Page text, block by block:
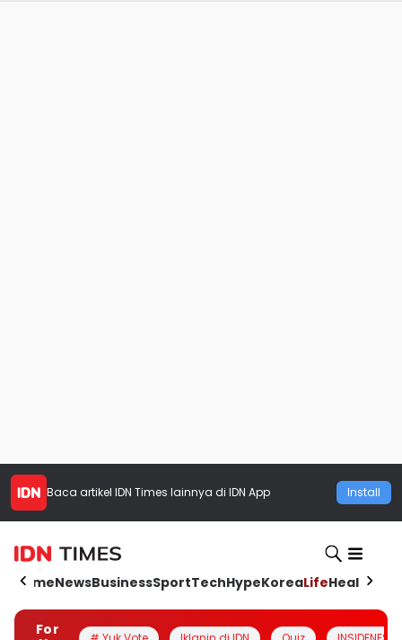
Baca artikel IDN Times lainnya di IDN App Install
HomeNewsBusinessSportTechHypeKoreaLifeHealth
For